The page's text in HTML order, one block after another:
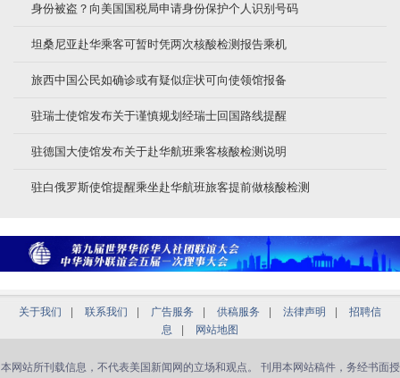
身份被盗？向美国国税局申请身份保护个人识别号码
坦桑尼亚赴华乘客可暂时凭两次核酸检测报告乘机
旅西中国公民如确诊或有疑似症状可向使领馆报备
驻瑞士使馆发布关于谨慎规划经瑞士回国路线提醒
驻德国大使馆发布关于赴华航班乘客核酸检测说明
驻白俄罗斯使馆提醒乘坐赴华航班旅客提前做核酸检测
关于我们 联系我们 广告服务 供稿服务 法律声明
招聘信
息
网站地图
本网站所刊载信息，不代表美国新闻网的立场和观点。 刊用本网站稿件，务经书面授